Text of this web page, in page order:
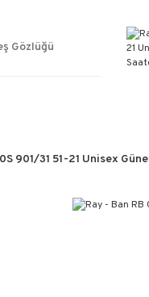
Gözlüğü
901/31 51-21 Unisex